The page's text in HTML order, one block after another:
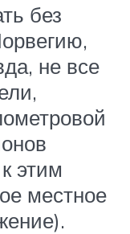
без
не все
этим
местное